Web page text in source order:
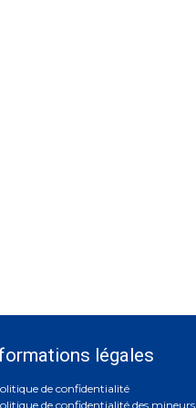
légales
de confidentialité
de confidentialité des mineurs